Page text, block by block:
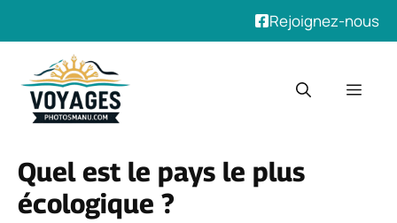
Rejoignez-nous
contenu
Quel est le pays le plus
écologique ?